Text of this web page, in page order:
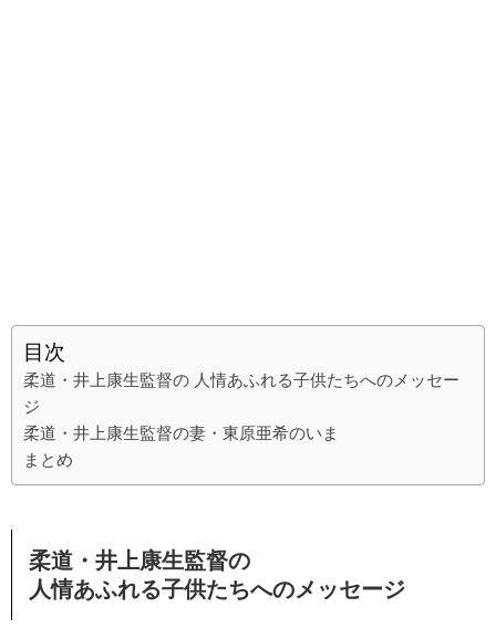
目次
柔道・井上康生監督の 人情あふれる子供たちへのメッセー
ジ
柔道・井上康生監督の妻・東原亜希のいま
まとめ
柔道・井上康生監督の
人情あふれる子供たちへのメッセージ